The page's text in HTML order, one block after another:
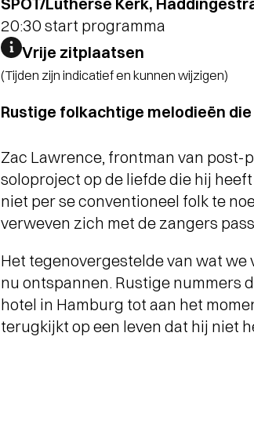
20:30 start programma
Vrije zitplaatsen
(Tijden zijn indicatief en kunnen wijzigen)
Rustige folkachtige melodieën
Zac Lawrence, frontman van post-
soloproject op de liefde die hij
niet per se conventioneel folk te
verweven zich met de zangers
Het tegenovergestelde van wat we
nu ontspannen. Rustige nummers
hotel in Hamburg tot aan het
terugkijkt op een leven dat hij niet